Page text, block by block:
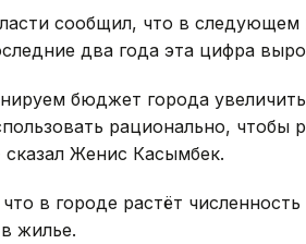
сообщил, что в
два года эта цифра
бюджет города
рационально, чтобы
Женис Касымбек.
в городе растёт
жилье.